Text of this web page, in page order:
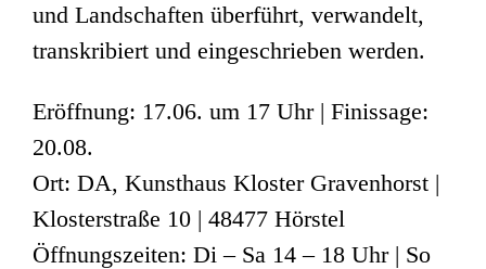
und Landschaften überführt, verwandelt,
transkribiert und eingeschrieben werden.
Eröffnung: 17.06. um 17 Uhr | Finissage:
20.08.
Ort: DA, Kunsthaus Kloster Gravenhorst |
Klosterstraße 10 | 48477 Hörstel
Öffnungszeiten: Di – Sa 14 – 18 Uhr | So